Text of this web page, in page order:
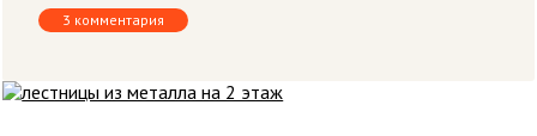
3 комментария